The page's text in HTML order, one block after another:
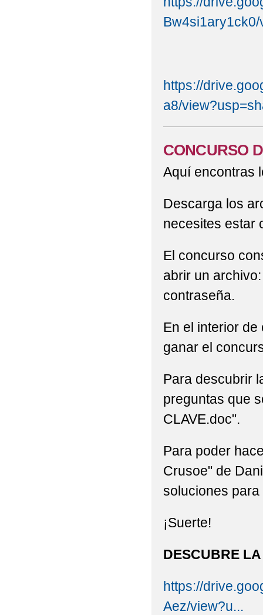
Bw4si1ary1ck0/
https://
a8/
CONCURSO
Aquí encontras
Descarga los
necesites estar
El concurso
abrir un
contraseña.
En el interior
ganar el
Para descubrir
preguntas que
CLAVE.doc".
Para poder
Crusoe" de
soluciones
¡Suerte!
DESCUBRE
https://
Aez/view?u...